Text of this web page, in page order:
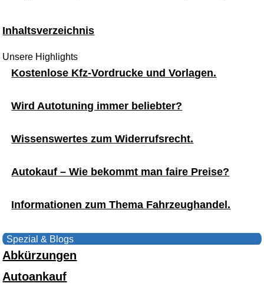
Inhaltsverzeichnis
Unsere Highlights
Kostenlose Kfz-Vordrucke und Vorlagen.
Wird Autotuning immer beliebter?
Wissenswertes zum Widerrufsrecht.
Autokauf – Wie bekommt man faire Preise?
Informationen zum Thema Fahrzeughandel.
Spezial & Blogs
Abkürzungen
Autoankauf